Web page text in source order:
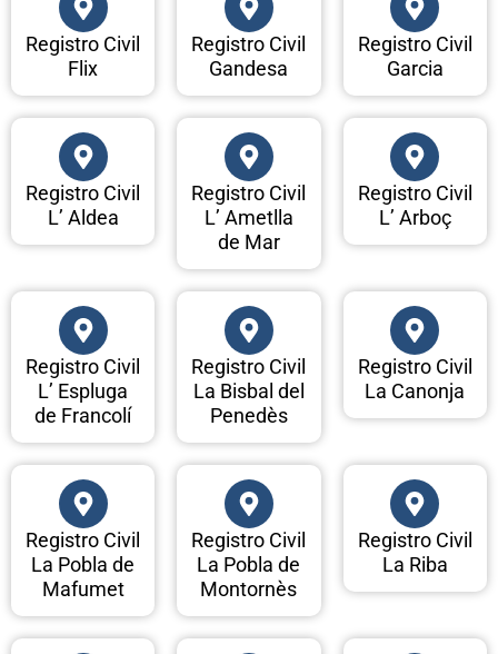
Registro Civil
Flix
Registro Civil
Gandesa
Registro Civil
Garcia
Registro Civil
L’ Aldea
Registro Civil
L’ Ametlla
de Mar
Registro Civil
L’ Arboç
Registro Civil
L’ Espluga
de Francolí
Registro Civil
La Bisbal del
Penedès
Registro Civil
La Canonja
Registro Civil
La Pobla de
Mafumet
Registro Civil
La Pobla de
Montornès
Registro Civil
La Riba